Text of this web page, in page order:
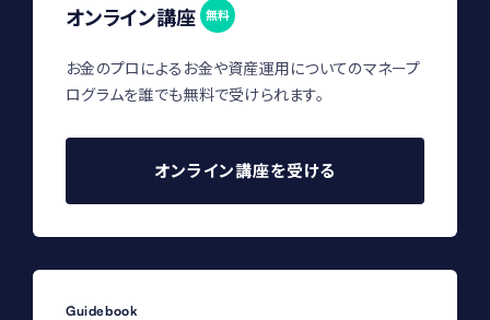
オンライン講座 無料
お金のプロによるお金や資産運用についてのマネープ
ログラムを誰でも無料で受けられます。
オンライン講座を受ける
Guidebook